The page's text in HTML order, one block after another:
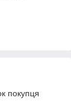
покупця